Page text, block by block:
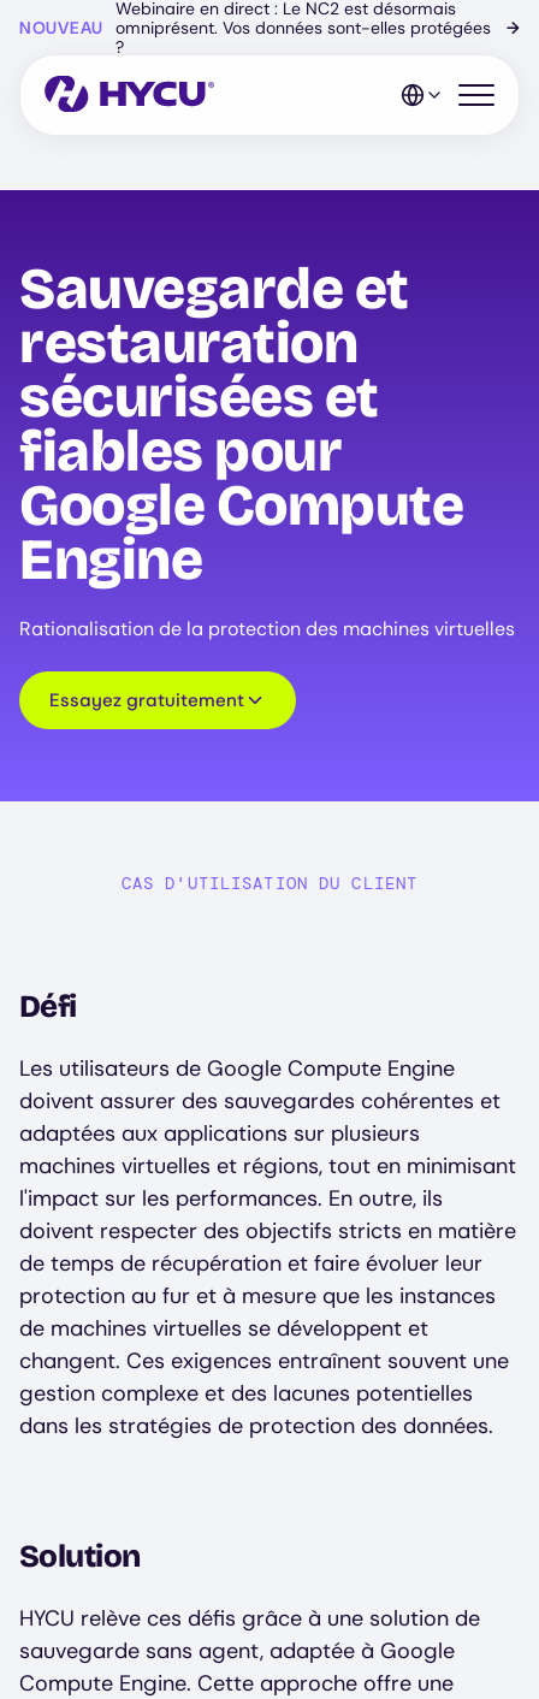
content
NOUVEAU
Webinaire en direct : Le NC2 est désormais
omniprésent. Vos données sont-elles protégées
?
→
Open
Sauvegarde et
restauration
sécurisées et
fiables pour
Google Compute
Engine
Rationalisation de la protection des machines virtuelles
Essayez gratuitement
CAS D'UTILISATION DU CLIENT
Défi
Les utilisateurs de Google Compute Engine
doivent assurer des sauvegardes cohérentes et
adaptées aux applications sur plusieurs
machines virtuelles et régions, tout en minimisant
l'impact sur les performances. En outre, ils
doivent respecter des objectifs stricts en matière
de temps de récupération et faire évoluer leur
protection au fur et à mesure que les instances
de machines virtuelles se développent et
changent. Ces exigences entraînent souvent une
gestion complexe et des lacunes potentielles
dans les stratégies de protection des données.
Solution
HYCU relève ces défis grâce à une solution de
sauvegarde sans agent, adaptée à Google
Compute Engine. Cette approche offre une